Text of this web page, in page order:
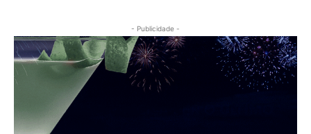
- Publicidade -